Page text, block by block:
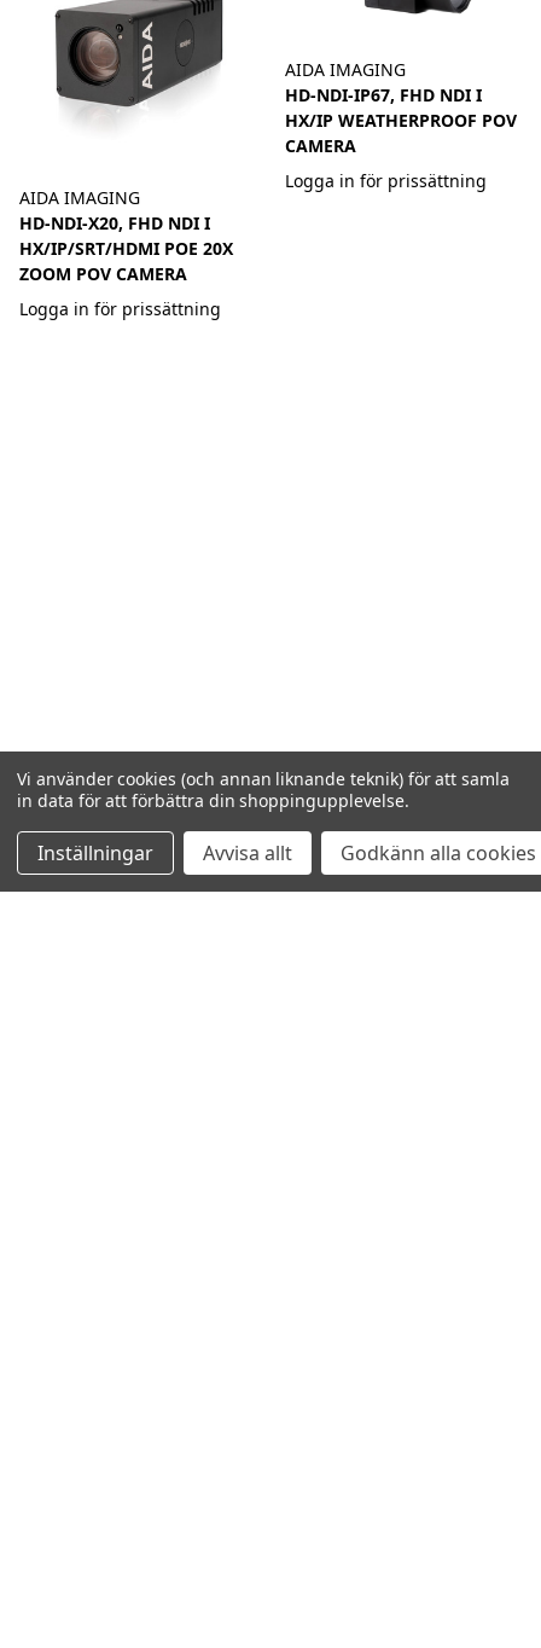
AIDA IMAGING
HD-NDI-X20, FHD NDI I
HX/IP/SRT/HDMI POE 20X
ZOOM POV CAMERA
Logga in för prissättning
AIDA IMAGING
HD-NDI-IP67, FHD NDI I
HX/IP WEATHERPROOF POV
CAMERA
Logga in för prissättning
Vi använder cookies (och annan liknande teknik) för att samla
in data för att förbättra din shoppingupplevelse.
Inställningar Avvisa allt Godkänn alla cookies